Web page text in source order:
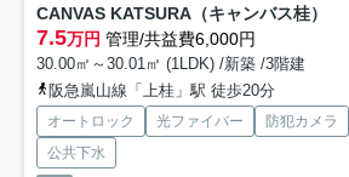
CANVAS KATSURA（キャンバス桂）
7.5万円 管理/共益費6,000円
30.00㎡～30.01㎡ (1LDK) /新築 /3階建
阪急嵐山線「上桂」駅 徒歩20分
オートロック 光ファイバー 防犯カメラ
公共下水